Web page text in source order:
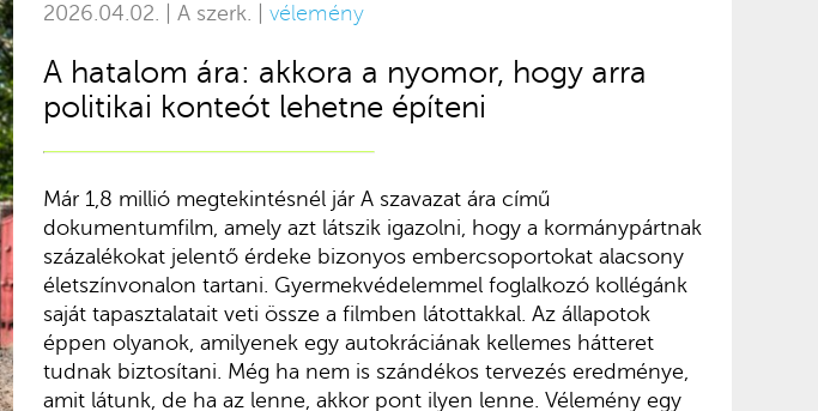
2026.04.02. | A szerk. | vélemény
A hatalom ára: akkora a nyomor, hogy arra
politikai konteót lehetne építeni
Már 1,8 millió megtekintésnél jár A szavazat ára című
dokumentumfilm, amely azt látszik igazolni, hogy a kormánypártnak
százalékokat jelentő érdeke bizonyos embercsoportokat alacsony
életszínvonalon tartani. Gyermekvédelemmel foglalkozó kollégánk
saját tapasztalatait veti össze a filmben látottakkal. Az állapotok
éppen olyanok, amilyenek egy autokráciának kellemes hátteret
tudnak biztosítani. Még ha nem is szándékos tervezés eredménye,
amit látunk, de ha az lenne, akkor pont ilyen lenne. Vélemény egy